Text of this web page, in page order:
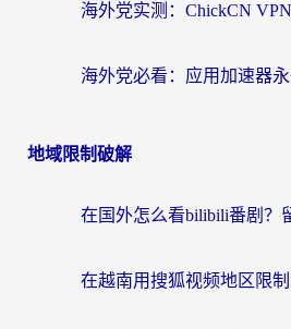
地域限制破解